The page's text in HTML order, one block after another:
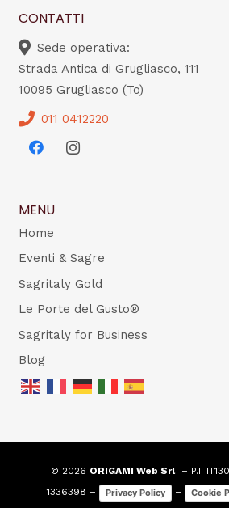
CONTATTI
Sede operativa:
Strada Antica di Grugliasco, 111
10095 Grugliasco (To)
011 0412220
MENU
Home
Eventi & Sagre
Sagritaly Gold
Le Porte del Gusto®
Sagritaly for Business
Blog
© 2026 ORIGAMI Web Srl– P.I.
1336398 –
Privacy Policy – Cookie